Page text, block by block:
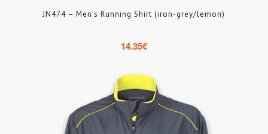
JN474 – Men’s Running Shirt (iron-grey/lemon)
14.35€